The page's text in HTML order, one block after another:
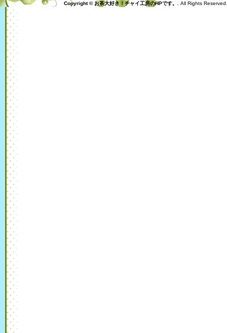
Copyright © お茶大好き！チャイ工房のHPです。 . All Rights